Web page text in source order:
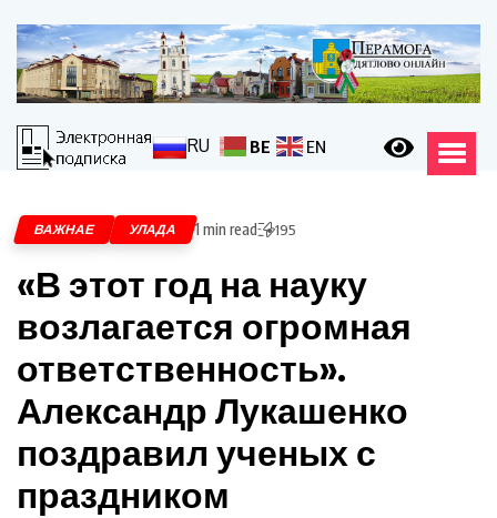
RU BE EN
ВАЖНАЕ УЛАДА 1 min read 195
«В этот год на науку
возлагается огромная
ответственность».
Александр Лукашенко
поздравил ученых с
праздником